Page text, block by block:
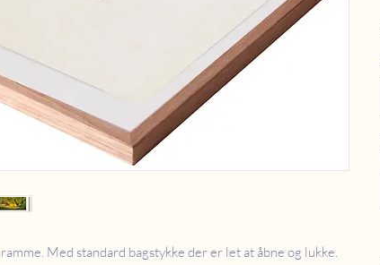
Med standard bagstykke der er let at åbne og lukke.